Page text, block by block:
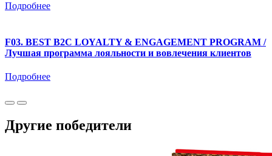
Подробнее
F03. BEST B2C LOYALTY & ENGAGEMENT PROGRAM /
Лучшая программа лояльности и вовлечения клиентов
Подробнее
Другие победители